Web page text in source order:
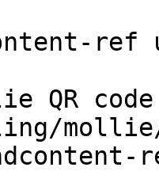
ref
QR